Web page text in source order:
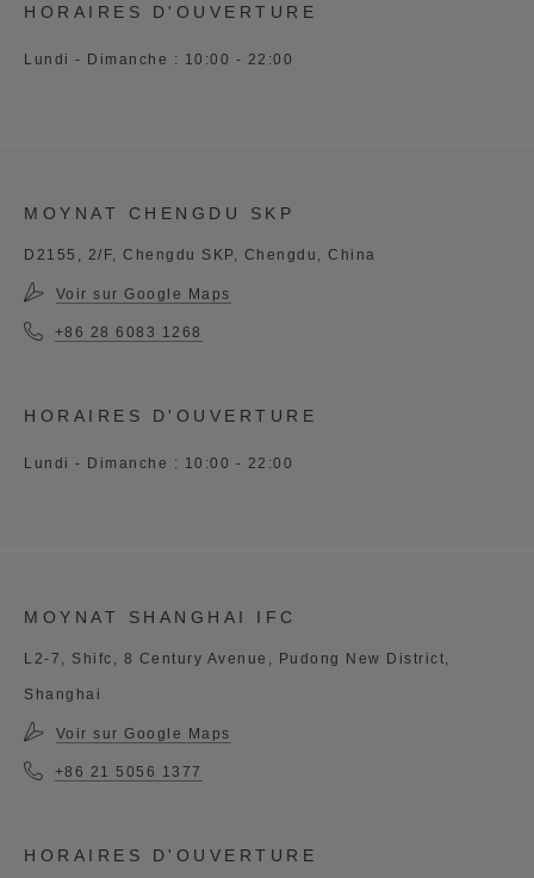
HORAIRES D'OUVERTURE
Lundi - Dimanche : 10:00 - 22:00
MOYNAT CHENGDU SKP
D2155, 2/F, Chengdu SKP, Chengdu, China
Voir sur Google Maps
+86 28 6083 1268
HORAIRES D'OUVERTURE
Lundi - Dimanche : 10:00 - 22:00
MOYNAT SHANGHAI IFC
L2-7, Shifc, 8 Century Avenue, Pudong New District,
Shanghai
Voir sur Google Maps
+86 21 5056 1377
HORAIRES D'OUVERTURE